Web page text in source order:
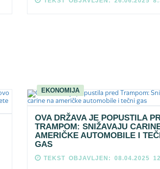
EKONOMIJA
OVA DRŽAVA JE POPUSTILA
TRAMPOM: SNIŽAVAJU
AMERIČKE AUTOMOBILE I
GAS
TEKST OBJAVLJEN: 08.04.2025